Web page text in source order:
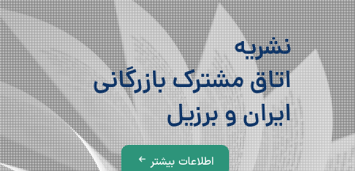
نشریه
اتاق مشترک بازرگانی
ایران و برزیل
اطلاعات بیشتر